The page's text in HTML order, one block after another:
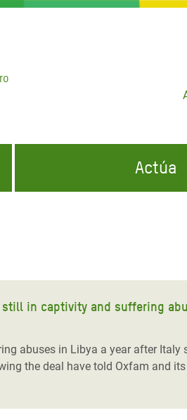
Appeal
por la Crisis en
Oriental
de Personas Refugiadas
Actúa
still in captivity and suffering
abuses in Libya a year after
the deal have told Oxfam and